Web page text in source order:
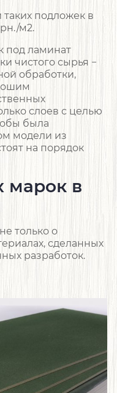
подложек в
м2.
под ламинат
чистого сырья −
обработки,
слоев с целью
была
модели из
на порядок
марок в
только о
сделанных
разработок.